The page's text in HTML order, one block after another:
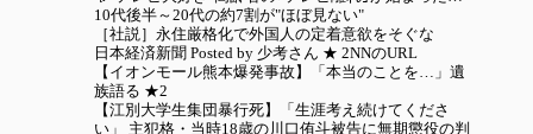
10代後半～20代の約7割が"ほぼ見ない"
［社説］永住厳格化で外国人の定着意欲をそぐな
日本経済新聞 Posted by 少考さん ★ 2NNのURL
【イオンモール熊本爆発事故】「本当のことを…」遺
族語る ★2
【江別大学生集団暴行死】「生涯考え続けてくださ
い」 主犯格・当時18歳の川口侑斗被告に無期懲役の判